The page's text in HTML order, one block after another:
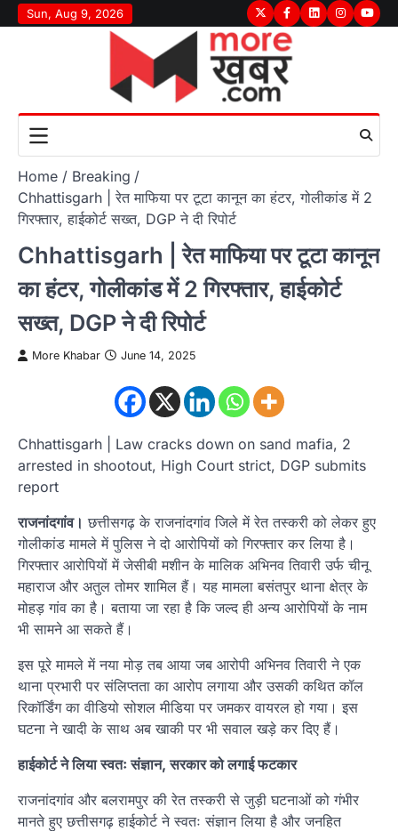
Skip
to
Sun, Aug 9, 2026 TwitterFacebook
LinkedInInstagram
Home
Breaking
Chhattisgarh | रेत माफिया पर टूटा कानून का हंटर, गोलीकांड में 2
गिरफ्तार, हाईकोर्ट सख्त, DGP ने दी रिपोर्ट
Chhattisgarh | रेत माफिया पर टूटा कानून
का हंटर, गोलीकांड में 2 गिरफ्तार, हाईकोर्ट
सख्त, DGP ने दी रिपोर्ट
More Khabar June 14, 2025
Chhattisgarh | Law cracks down on sand mafia, 2
arrested in shootout, High Court strict, DGP submits
report
राजनांदगांव। छत्तीसगढ़ के राजनांदगांव जिले में रेत तस्करी को लेकर हुए
गोलीकांड मामले में पुलिस ने दो आरोपियों को गिरफ्तार कर लिया है।
गिरफ्तार आरोपियों में जेसीबी मशीन के मालिक अभिनव तिवारी उर्फ चीनू
महाराज और अतुल तोमर शामिल हैं। यह मामला बसंतपुर थाना क्षेत्र के
मोहड़ गांव का है। बताया जा रहा है कि जल्द ही अन्य आरोपियों के नाम
भी सामने आ सकते हैं।
इस पूरे मामले में नया मोड़ तब आया जब आरोपी अभिनव तिवारी ने एक
थाना प्रभारी पर संलिप्तता का आरोप लगाया और उसकी कथित कॉल
रिकॉर्डिंग का वीडियो सोशल मीडिया पर जमकर वायरल हो गया। इस
घटना ने खादी के साथ अब खाकी पर भी सवाल खड़े कर दिए हैं।
हाईकोर्ट ने लिया स्वतः संज्ञान, सरकार को लगाई फटकार
राजनांदगांव और बलरामपुर की रेत तस्करी से जुड़ी घटनाओं को गंभीर
मानते हुए छत्तीसगढ़ हाईकोर्ट ने स्वतः संज्ञान लिया है और जनहित